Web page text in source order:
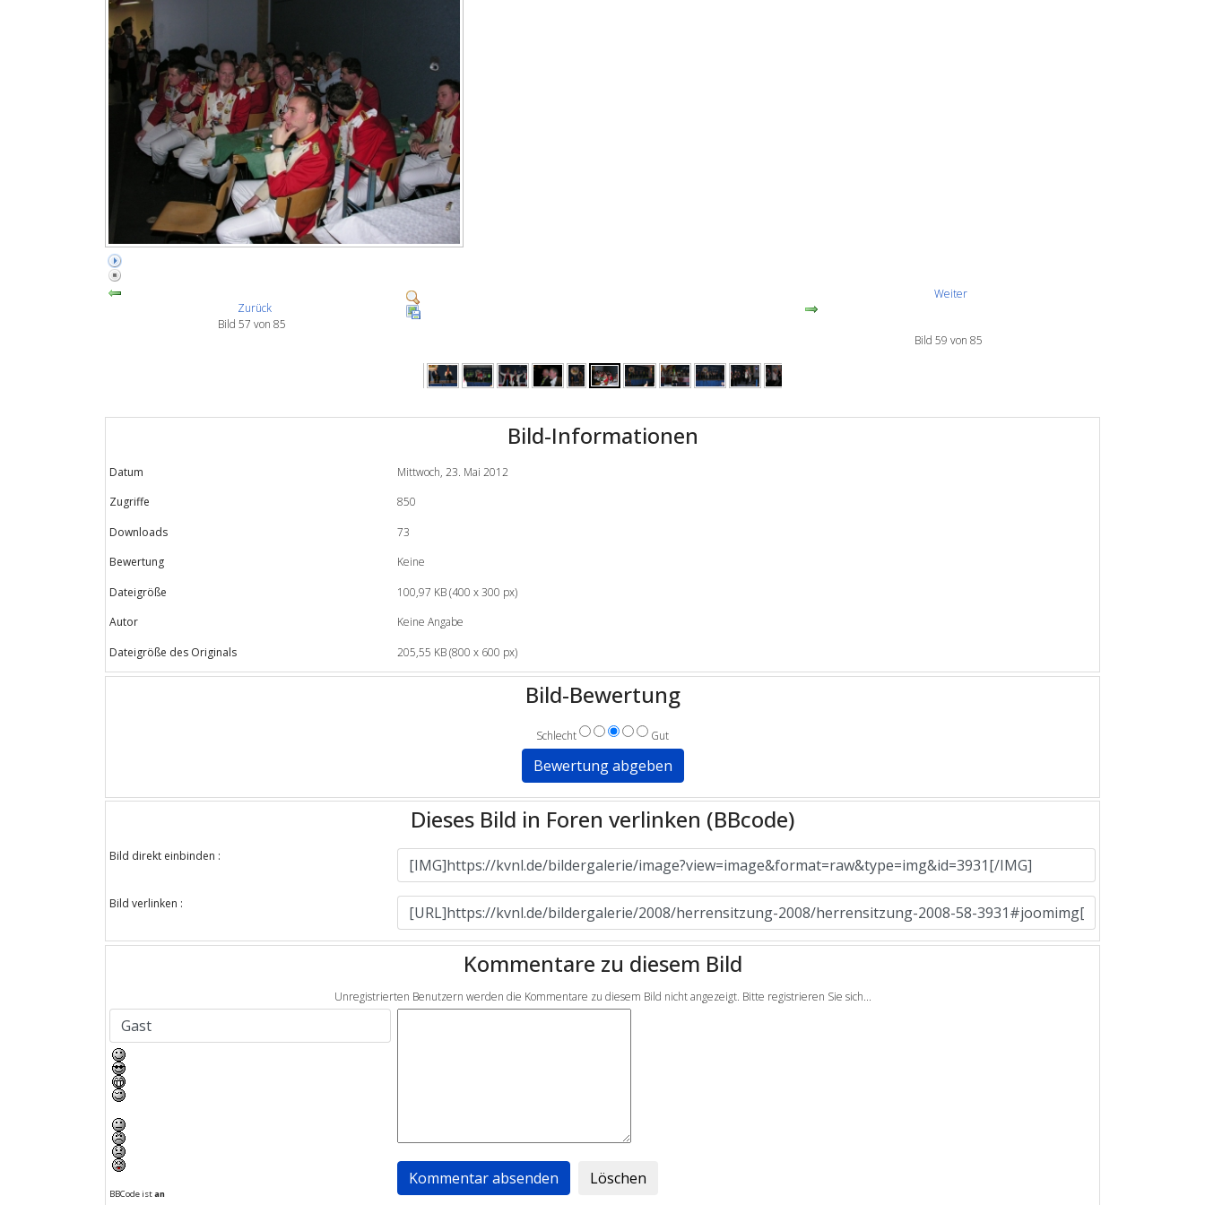
Zurück
Bild 57 von 85
Weiter
Bild 59 von 85
Bild-Informationen
Datum
Mittwoch, 23. Mai 2012
Zugriffe
850
Downloads
73
Bewertung
Keine
Dateigröße
100,97 KB (400 x 300 px)
Autor
Keine Angabe
Dateigröße des Originals
205,55 KB (800 x 600 px)
Bild-Bewertung
Schlecht Gut
Dieses Bild in Foren verlinken (BBcode)
Bild direkt einbinden :
Bild verlinken :
Kommentare zu diesem Bild
Unregistrierten Benutzern werden die Kommentare zu diesem Bild nicht angezeigt. Bitte registrieren Sie sich...
BBCode istan